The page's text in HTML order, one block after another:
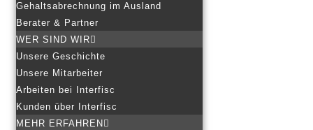
Gehaltsabrechnung im Ausland
Berater & Partner
WER SIND WIR
Unsere Geschichte
Unsere Mitarbeiter
Arbeiten bei Interfisc
Kunden über Interfisc
MEHR ERFAHREN